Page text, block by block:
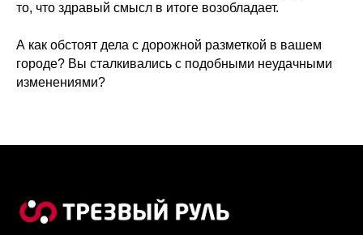
то, что здравый смысл в итоге возобладает.
А как обстоят дела с дорожной разметкой в вашем
городе? Вы сталкивались с подобными неудачными
изменениями?